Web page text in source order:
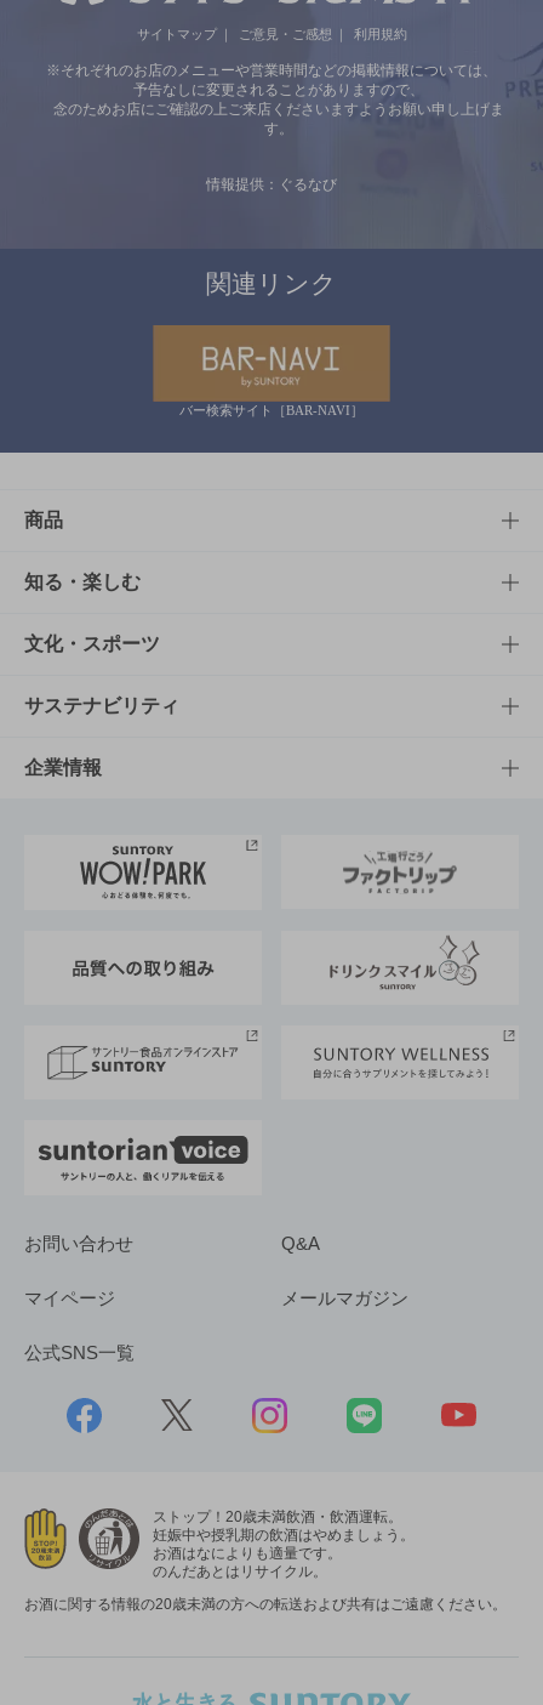
サイトマップ ご意見・ご感想 利用規約
※それぞれのお店のメニューや営業時間などの掲載情報については、
予告なしに変更されることがありますので、
念のためお店にご確認の上ご来店くださいますようお願い申し上げま
す。
情報提供：ぐるなび
関連リンク
バー検索サイト［BAR-NAVI］
商品
商品TOP
商品一覧
商品発売情報
栄養成分一覧
知る・楽しむ
知る・楽しむTOP
キャンペーン
工場見学
地域情報
文化・スポーツ
文化・スポーツTOP
サントリーホール
サントリーサンバーズ大阪
サステナビリティ
サステナビリティTOP
サントリーが考えるサステナビリティ経営
企業情報
企業概要
採用情報
お問い合わせ Q&A
マイページ メールマガジン
公式SNS一覧
ストップ！20歳未満飲酒・飲酒運転。
妊娠中や授乳期の飲酒はやめましょう。
お酒はなによりも適量です。
のんだあとはリサイクル。
お酒に関する情報の20歳未満の方への転送および共有はご遠慮ください。